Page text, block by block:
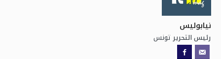
نيابوليس
رئيس التحرير تونس